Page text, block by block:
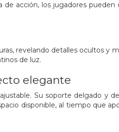
de acción, los jugadores
revelando detalles ocultos y
de luz.
elegante
Su soporte delgado y
disponible, al tiempo que